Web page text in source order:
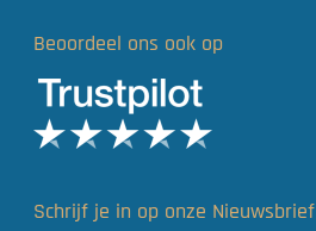
Beoordeel ons ook op
Schrijf je in op onze Nieuwsbrief